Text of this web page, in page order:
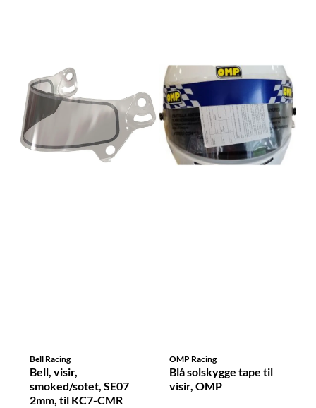
Bell Racing
Bell, visir,
smoked/sotet, SE07
2mm, til KC7-CMR
OMP Racing
Blå solskygge tape til
visir, OMP